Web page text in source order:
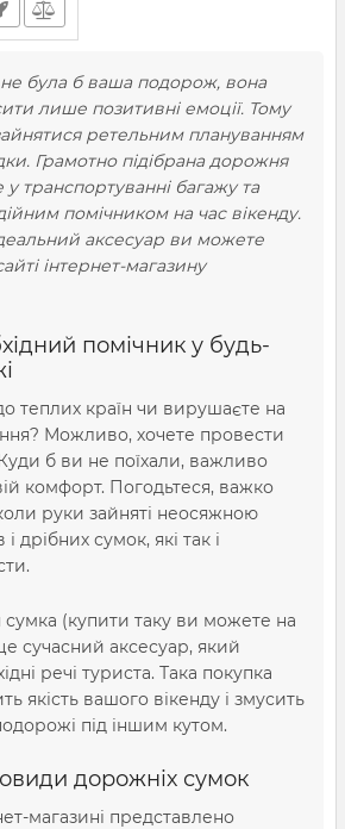
була б ваша подорож, вона
лише позитивні емоції. Тому
ретельним плануванням
Грамотно підібранадорожня
транспортуванні багажу та
помічником на час вікенду.
аксесуар ви можете
інтернет-магазину
помічник у будь-
теплих країн чи вирушаєте на
Можливо, хочете провести
Куди б ви не поїхали, важливо
комфорт. Погодьтеся, важко
руки зайняті неосяжною
і дрібних сумок, які так і
(купити таку ви можете на
сучасний аксесуар, який
речі туриста. Така покупка
якість вашого вікенду і змусить
під іншим кутом.
дорожніх сумок
магазині представлено